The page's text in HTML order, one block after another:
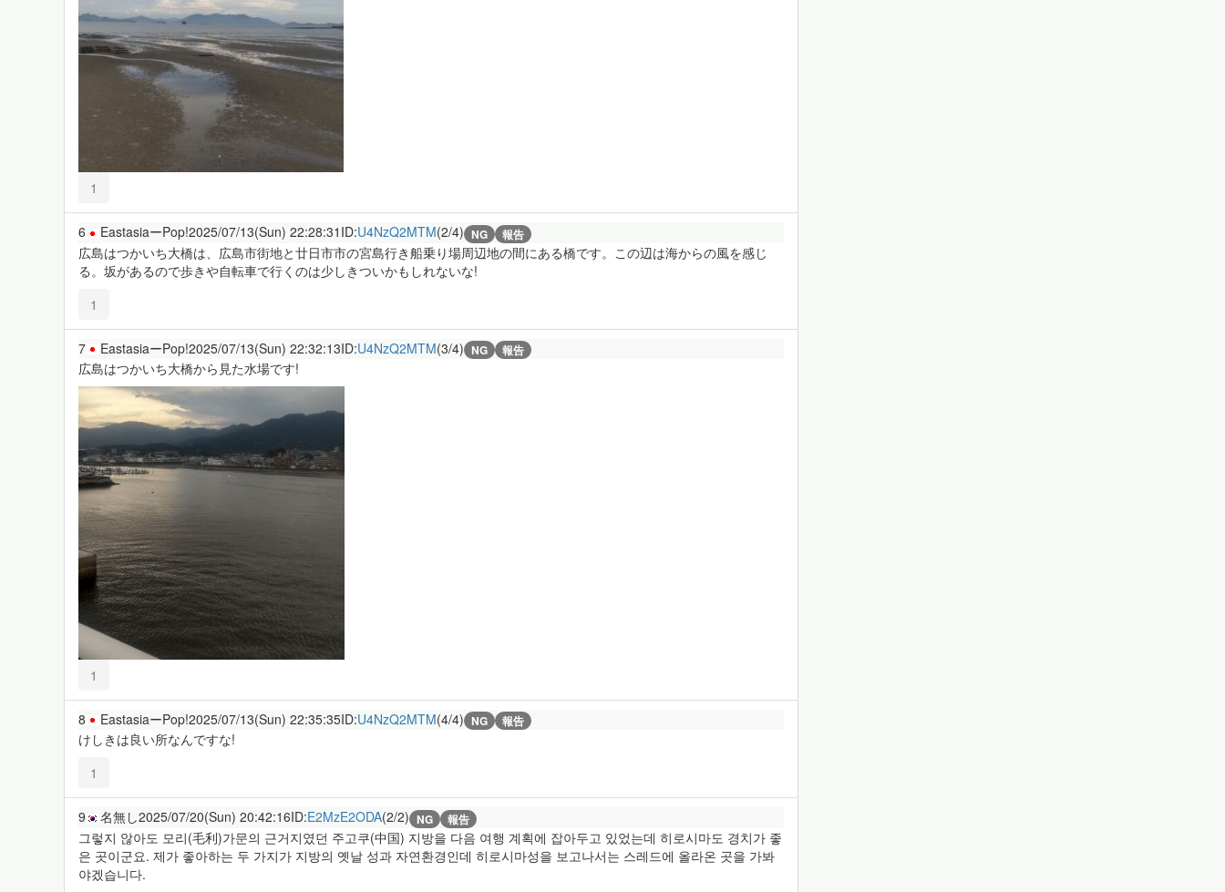
1
6 EastasiaーPop!2025/07/13(Sun) 22:28:31 ID:U4NzQ2MTM(2/4) NG 報告
広島はつかいち大橋は、広島市街地と廿日市市の宮島行き船乗り場周辺地の間にある橋です。この辺は海からの風を感じ
る。坂があるので歩きや自転車で行くのは少しきついかもしれないな!
1
7 EastasiaーPop!2025/07/13(Sun) 22:32:13ID:U4NzQ2MTM(3/4) NG 報告
広島はつかいち大橋から見た水場です!
1
8 EastasiaーPop!2025/07/13(Sun) 22:35:35ID:U4NzQ2MTM(4/4) NG 報告
けしきは良い所なんですな!
1
9 名無し2025/07/20(Sun) 20:42:16ID:E2MzE2ODA(2/2) NG 報告
그렇지 않아도 모리(毛利)가문의 근거지였던 주고쿠(中国) 지방을 다음 여행 계획에 잡아두고 있었는데 히로시마도 경치가 좋
은 곳이군요. 제가 좋아하는 두 가지가 지방의 옛날 성과 자연환경인데 히로시마성을 보고나서는 스레드에 올라온 곳을 가봐
야겠습니다.